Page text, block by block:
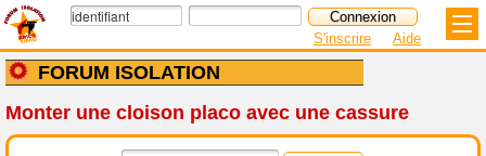
FORUM ISOLATION
S'inscrire Aide
Monter une cloison placo avec une cassure